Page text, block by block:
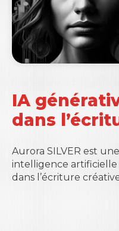
IA
dans
Aurora SILVER est
intelligence artificielle
dans l’écriture